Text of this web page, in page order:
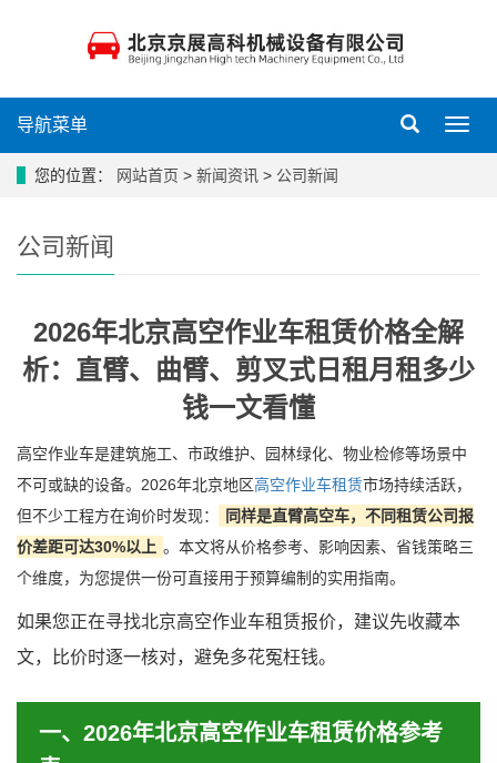
导
导航菜单
您的位置： 网站首页 > 新闻资讯 > 公司新闻
公司新闻
2026年北京高空作业车租赁价格全解
析：直臂、曲臂、剪叉式日租月租多少
钱一文看懂
高空作业车是建筑施工、市政维护、园林绿化、物业检修等场景中
不可或缺的设备。2026年北京地区高空作业车租赁市场持续活跃，
但不少工程方在询价时发现：
同样是直臂高空车，不同租赁公司报
价差距可达30%以上 。本文将从价格参考、影响因素、省钱策略三
个维度，为您提供一份可直接用于预算编制的实用指南。
如果您正在寻找北京高空作业车租赁报价，建议先收藏本
文，比价时逐一核对，避免多花冤枉钱。
一、2026年北京高空作业车租赁价格参考